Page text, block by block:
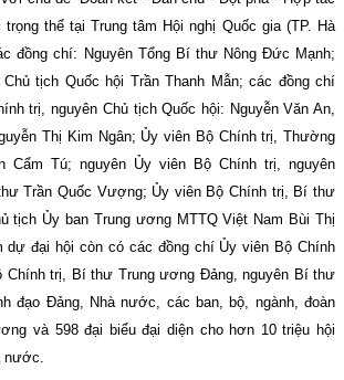
trọng thể tại Trung tâm Hội nghị Quốc gia (TP. Hà
đồng chí: Nguyên Tổng Bí thư Nông Đức Mạnh;
tịch Quốc hội Trần Thanh Mẫn; các đồng chí
trị, nguyên Chủ tịch Quốc hội: Nguyễn Văn An,
Thị Kim Ngân; Ủy viên Bộ Chính trị, Thường
Tú; nguyên Ủy viên Bộ Chính trị, nguyên
Trần Quốc Vượng; Ủy viên Bộ Chính trị, Bí thư
tịch Ủy ban Trung ương MTTQ Việt Nam Bùi Thị
dự đại hội còn có các đồng chí Ủy viên Bộ Chính
Chính trị, Bí thư Trung ương Đảng, nguyên Bí thư
đạo Đảng, Nhà nước, các ban, bộ, ngành, đoàn
và 598 đại biểu đại diện cho hơn 10 triệu hội
nước.